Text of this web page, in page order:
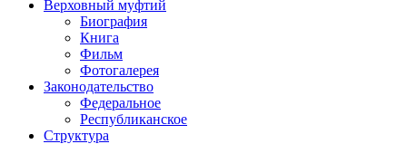
Верховный муфтий
Биография
Книга
Фильм
Фотогалерея
Законодательство
Федеральное
Республиканское
Структура